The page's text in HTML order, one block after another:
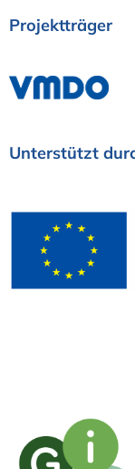
Projektträger
Unterstützt